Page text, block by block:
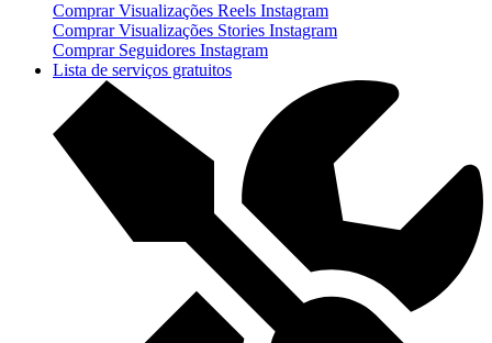
Comprar Visualizações Reels Instagram
Comprar Visualizações Stories Instagram
Comprar Seguidores Instagram
Lista de serviços gratuitos